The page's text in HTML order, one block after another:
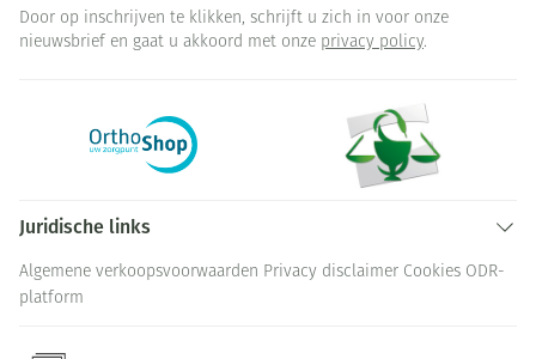
Door op inschrijven te klikken, schrijft u zich in voor onze
nieuwsbrief en gaat u akkoord met onze privacy policy.
Juridische links
Algemene verkoopsvoorwaarden Privacy disclaimer Cookies ODR-
platform